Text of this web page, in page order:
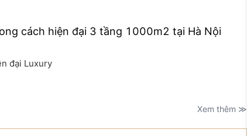
cách hiện đại 3 tầng 1000m2 tại Hà Nội
đại Luxury
Xem thêm ≫